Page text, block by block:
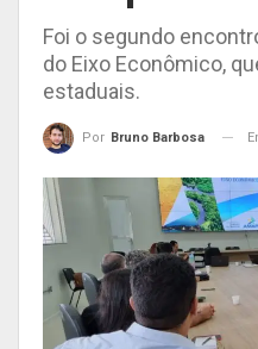
Foi o segundo
do Eixo Econômico,
estaduais.
Por Bruno Barbosa